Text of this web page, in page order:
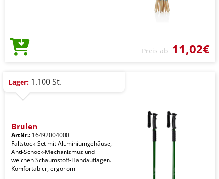
Preis ab 11,02€
Lager: 1.100 St.
Brulen
ArtNr.: 16492004000
Faltstock-Set mit Aluminiumgehäuse,
Anti-Schock-Mechanismus und
weichen Schaumstoff-Handauflagen.
Komfortabler, ergonomi